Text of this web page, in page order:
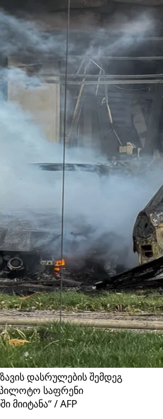
დასრულების შემდეგ
საფრენი
მიიტანა“ / AFP